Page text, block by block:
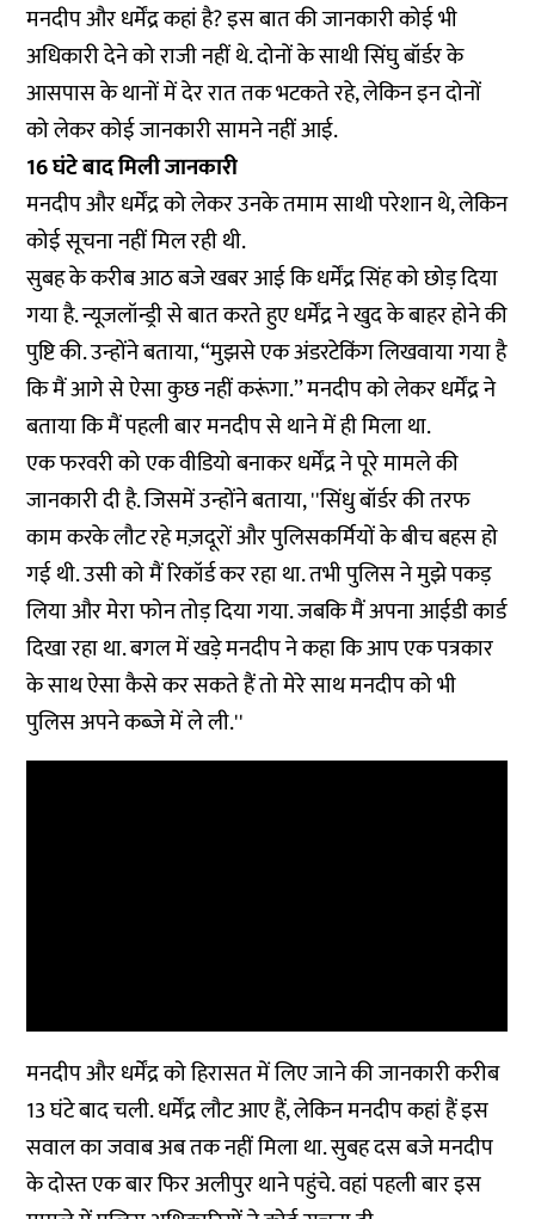
मनदीप और धर्मेंद्र कहां है? इस बात की जानकारी कोई भी
अधिकारी देने को राजी नहीं थे. दोनों के साथी सिंघु बॉर्डर के
आसपास के थानों में देर रात तक भटकते रहे, लेकिन इन दोनों
को लेकर कोई जानकारी सामने नहीं आई.
16 घंटे बाद मिली जानकारी
मनदीप और धर्मेंद्र को लेकर उनके तमाम साथी परेशान थे, लेकिन
कोई सूचना नहीं मिल रही थी.
सुबह के करीब आठ बजे खबर आई कि धर्मेंद्र सिंह को छोड़ दिया
गया है. न्यूजलॉन्ड्री से बात करते हुए धर्मेंद्र ने खुद के बाहर होने की
पुष्टि की. उन्होंने बताया, ‘‘मुझसे एक अंडरटेकिंग लिखवाया गया है
कि मैं आगे से ऐसा कुछ नहीं करूंगा.’’ मनदीप को लेकर धर्मेंद्र ने
बताया कि मैं पहली बार मनदीप से थाने में ही मिला था.
एक फरवरी को एक वीडियो बनाकर धर्मेंद्र ने पूरे मामले की
जानकारी दी है. जिसमें उन्होंने बताया, ''सिंधु बॉर्डर की तरफ
काम करके लौट रहे मज़दूरों और पुलिसकर्मियों के बीच बहस हो
गई थी. उसी को मैं रिकॉर्ड कर रहा था. तभी पुलिस ने मुझे पकड़
लिया और मेरा फोन तोड़ दिया गया. जबकि मैं अपना आईडी कार्ड
दिखा रहा था. बगल में खड़े मनदीप ने कहा कि आप एक पत्रकार
के साथ ऐसा कैसे कर सकते हैं तो मेरे साथ मनदीप को भी
पुलिस अपने कब्जे में ले ली.''
मनदीप और धर्मेंद्र को हिरासत में लिए जाने की जानकारी करीब
13 घंटे बाद चली. धर्मेंद्र लौट आए हैं, लेकिन मनदीप कहां हैं इस
सवाल का जवाब अब तक नहीं मिला था. सुबह दस बजे मनदीप
के दोस्त एक बार फिर अलीपुर थाने पहुंचे. वहां पहली बार इस